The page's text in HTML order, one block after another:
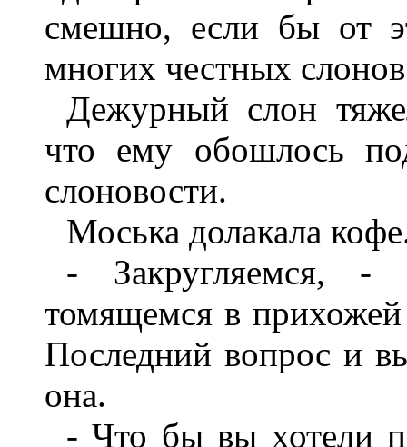
смешно, если бы от
многих честных
Дежурный слон
что ему обошлось
слоновости.
Моська долакала
- Закругляемся, -
томящемся в
Последний вопрос и
она.
- Что бы вы хотели